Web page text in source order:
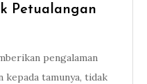
Petualangan
pengalaman
kepada tamunya, tidak